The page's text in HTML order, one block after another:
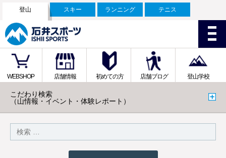
登山 スキー ランニング テニス
WEBSHOP 店舗情報 初めての方 店舗ブログ 登山学校
こだわり検索
（山情報・イベント・体験レポート）